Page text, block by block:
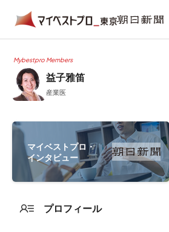
Mybestpro Members
益子雅笛
産業医
マイベストプロ・
インタビュー
プロフィール